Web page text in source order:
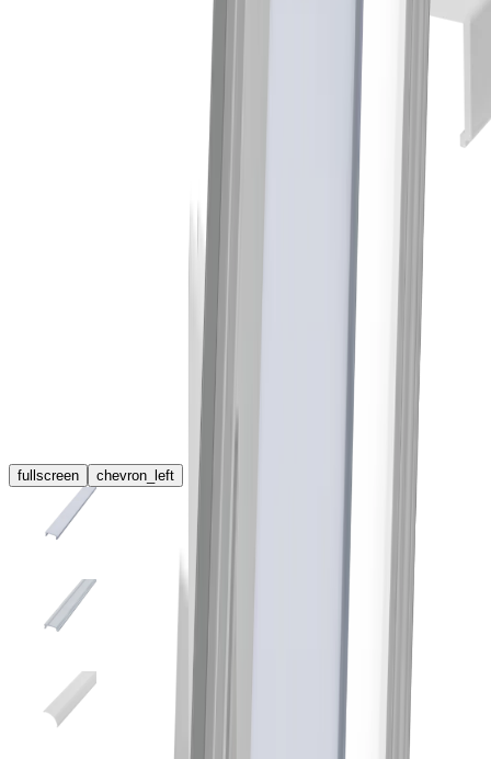
fullscreen chevron_left